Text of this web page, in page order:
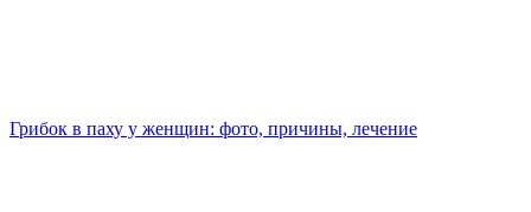
Грибок в паху у женщин: фото, причины, лечение